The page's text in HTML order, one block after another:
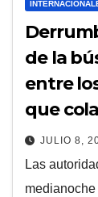
de la
entre
que
JULIO 8,
Las